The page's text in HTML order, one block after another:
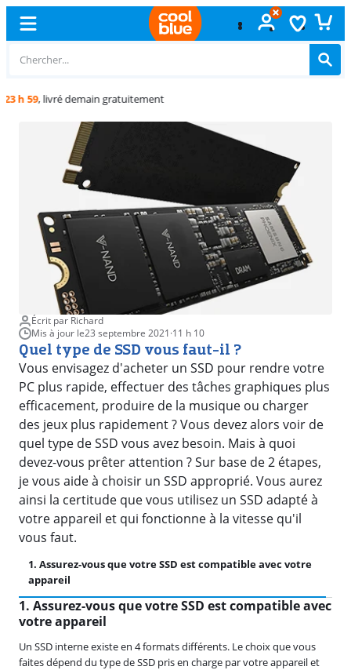
Échange
Écrit par Richard
Mis à jour le23 septembre 2021·11 h 10
Quel type de SSD vous faut-il ?
Vous envisagez d'acheter un SSD pour rendre votre
PC plus rapide, effectuer des tâches graphiques plus
efficacement, produire de la musique ou charger
des jeux plus rapidement ? Vous devez alors voir de
quel type de SSD vous avez besoin. Mais à quoi
devez-vous prêter attention ? Sur base de 2 étapes,
je vous aide à choisir un SSD approprié. Vous aurez
ainsi la certitude que vous utilisez un SSD adapté à
votre appareil et qui fonctionne à la vitesse qu'il
vous faut.
1. Assurez-vous que votre SSD est compatible avec votre
appareil
1. Assurez-vous que votre SSD est compatible avec
votre appareil
Un SSD interne existe en 4 formats différents. Le choix que vous
faites dépend du type de SSD pris en charge par votre appareil et